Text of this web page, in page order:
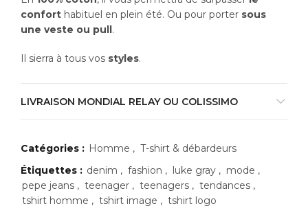
confort habituel en plein été. Ou pour porter sous
une veste ou pull.
Il sierra à tous vos styles.
LIVRAISON MONDIAL RELAY OU COLISSIMO
Catégories : Homme , T-shirt & débardeurs
Étiquettes : denim , fashion , luke gray , mode ,
pepe jeans , teenager , teenagers , tendances ,
tshirt homme , tshirt image , tshirt logo